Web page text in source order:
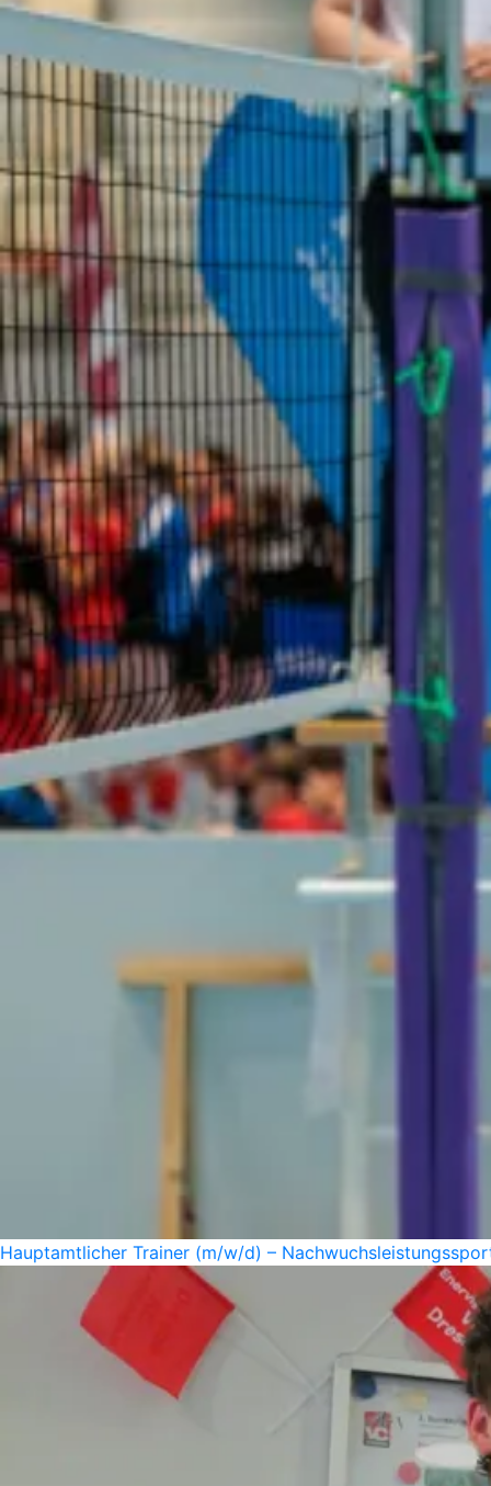
Hauptamtlicher Trainer (m/w/d) –